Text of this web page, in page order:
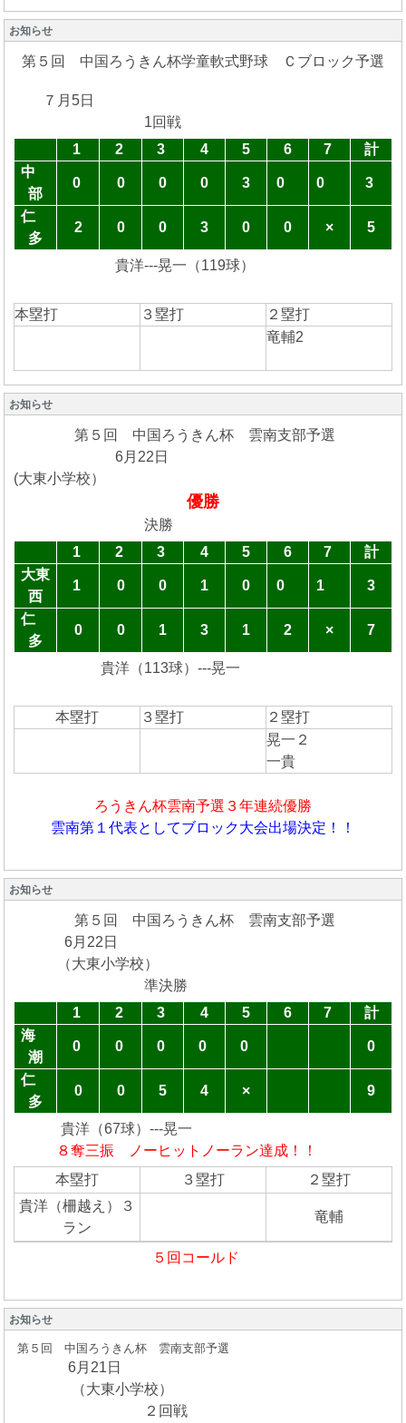
お知らせ
第５回 中国ろうきん杯学童軟式野球 Ｃブロック予選
７月5日
1回戦
1
2 3 4 5 6 7
計
中
部
0 0 0 0 3 0 0 3
仁
多
2 0 0 3 0 0 × 5
貴洋---晃一（119球）
本塁打 ３塁打
２塁打
竜輔2
お知らせ
第５回 中国ろうきん杯 雲南支部予選
6月22日
(大東小学校）
優勝
決勝
1
2 3 4 5 6 7
計
大東
西
1 0 0 1 0 0 1 3
仁
多
0 0 1 3 1 2 × 7
貴洋（113球）---晃一
本塁打 ３塁打
２塁打
晃一２
一貴
ろうきん杯雲南予選３年連続優勝
雲南第１代表としてブロック大会出場決定！！
お知らせ
第５回 中国ろうきん杯 雲南支部予選
6月22日
（大東小学校）
準決勝
1
2 3 4 5 6 7
計
海
潮
0 0 0 0 0 0
仁
多
0 0 5 4 × 9
貴洋（67球）---晃一
８奪三振
ノーヒットノーラン達成！！
本塁打
３塁打
２塁打
貴洋（柵越え）３
ラン
竜輔
５回コールド
お知らせ
第５回 中国ろうきん杯 雲南支部予選
6月21日
（大東小学校）
２回戦